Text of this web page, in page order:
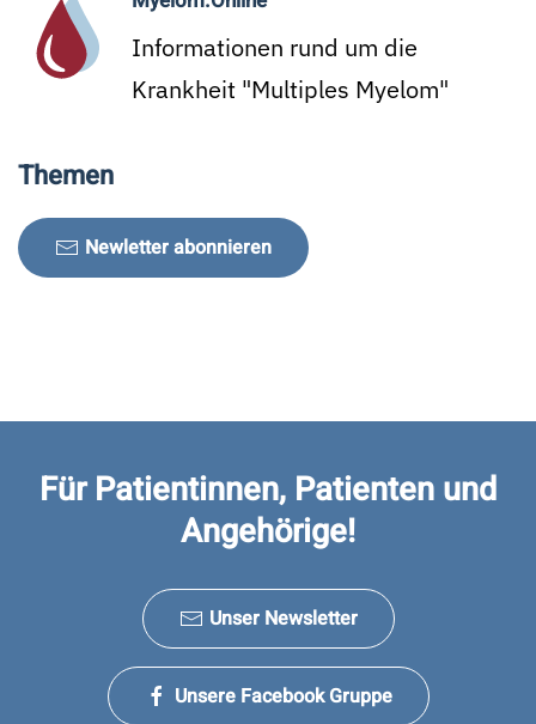
Informationen rund um die
Krankheit "Multiples Myelom"
Themen
Newletter abonnieren
Für Patientinnen, Patienten und
Angehörige!
Unser Newsletter
Unsere Facebook Gruppe